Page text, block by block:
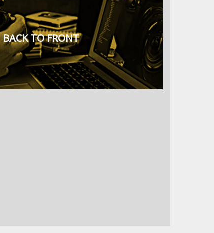
BACK TO FRONT